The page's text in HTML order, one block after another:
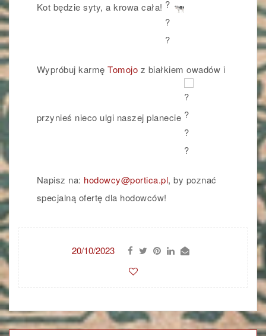
Kot będzie syty, a krowa cała!
Wypróbuj karmęTomojo z białkiem owadów i
przynieś nieco ulgi naszej planecie
Napisz na: hodowcy@portica.pl, by poznać
specjalną ofertę dla hodowców!
20/10/2023